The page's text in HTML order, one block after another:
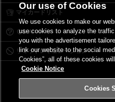
マイカードリスト
Ｑ＆Ａ
リミットレギュレーション
Our use of Cookies
We use cookies to make our
use cookies to analyze the
you with the advertisement
link our website to the social
Cookies”, all of these cookies
Cookie Notice
Cookies